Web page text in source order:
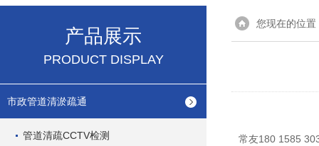
产品展示
PRODUCT DISPLAY
市政管道清淤疏通
管道清疏CCTV检测
您现在的位置
常友180 1585